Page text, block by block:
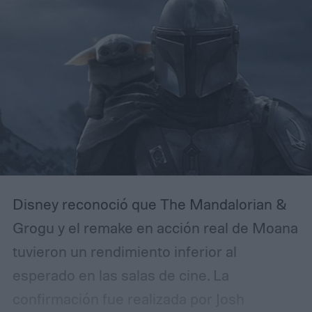
Disney reconoció que The Mandalorian &
Grogu y el remake en acción real de Moana
tuvieron un rendimiento inferior al
esperado en las salas de cine. La